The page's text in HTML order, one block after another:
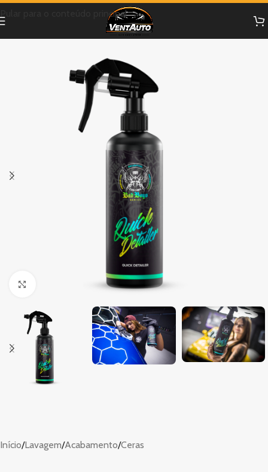
Pular para o conteúdo principal
Clique para ampliar
Início/Lavagem/Acabamento/Ceras